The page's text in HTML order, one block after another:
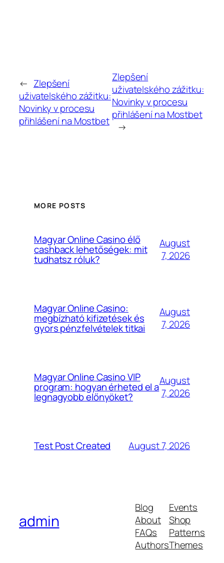
← Zlepšení
uživatelského zážitku:
Novinky v procesu
přihlášení na Mostbet
Zlepšení
uživatelského zážitku:
Novinky v procesu
přihlášení na Mostbet
→
MORE POSTS
Magyar Online Casino élő
cashback lehetőségek: mit
tudhatsz róluk?
August
7, 2026
Magyar Online Casino:
megbízható kifizetések és
gyors pénzfelvételek titkai
August
7, 2026
Magyar Online Casino VIP
program: hogyan érheted el a
legnagyobb előnyöket?
August
7, 2026
Test Post Created August 7, 2026
admin
Blog
About
FAQs
Authors
Events
Shop
Patterns
Themes